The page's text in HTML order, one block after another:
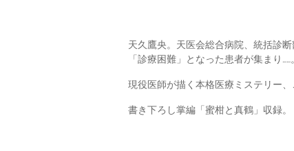
天久鷹央。天医会総合病院、統括診
「診療困難」となった患者が集まり
現役医師が描く本格医療ミステリー、
書き下ろし掌編「蜜柑と真鶴」収録。